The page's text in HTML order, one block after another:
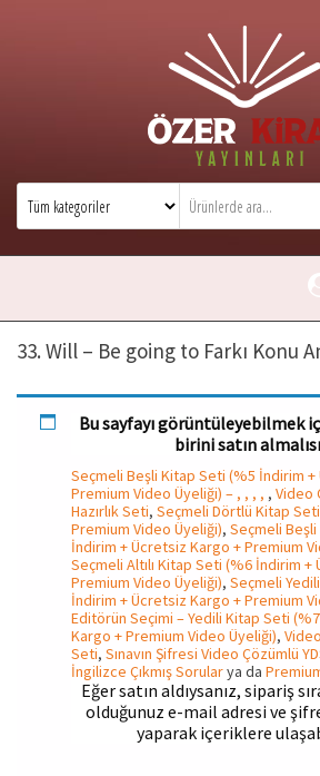
Özer Kiraz YayınlarıÖzer
33. Will – Be going to Farkı Konu
Bu sayfayı görüntüleyebilmek
birini satın
Seçmeli Beşli Kitap Seti (%5 İndirim
Premium Video Üyeliği) – , , , , , Video
Hazırlık Seti, Seçmeli Dörtlü Kitap
Premium Video Üyeliği), Seçmeli
İndirim + Ücretsiz Kargo + Premium
Seçmeli Altılı Kitap Seti (%6 İndirim
Premium Video Üyeliği), Seçmeli
İndirim + Ücretsiz Kargo + Premium
Editörün Seçimi – Yedili Kitap Seti
Kargo + Premium Video Üyeliği),
Seti, Sınavın Şifresi Video Çözümlü
İngilizce Çıkmış Sorularya da
Eğer satın aldıysanız, sipariş
olduğunuz e-mail adresi ve
yaparak içeriklere